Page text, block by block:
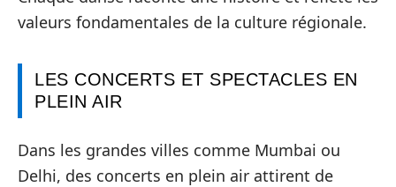
valeurs fondamentales de la culture régionale.
LES CONCERTS ET SPECTACLES EN
PLEIN AIR
Dans les grandes villes comme Mumbai ou
Delhi, des concerts en plein air attirent de